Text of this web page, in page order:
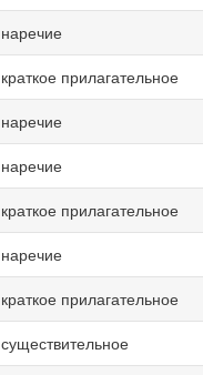
наречие
краткое прилагательное
наречие
наречие
краткое прилагательное
наречие
краткое прилагательное
существительное